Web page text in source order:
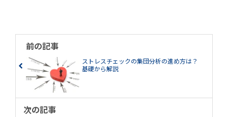
前の記事
ストレスチェックの集団分析の進め方は？
基礎から解説
次の記事